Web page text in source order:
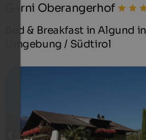
Garni Oberangerhof
Bed & Breakfast in Algund
Umgebung / Südtirol